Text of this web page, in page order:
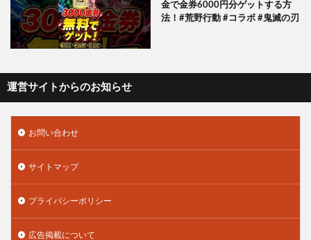
金で金券6000円分ゲットする方
法！#荒野行動 #コラボ #鬼滅の刃
運営サイトからのお知らせ
お問い合わせ
サイトマップ
プライバシーポリシー
広告掲載について